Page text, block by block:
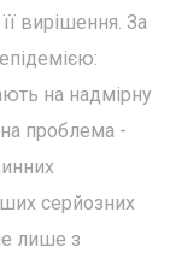
вирішення. За
на надмірну
проблема -
серйозних
лише з